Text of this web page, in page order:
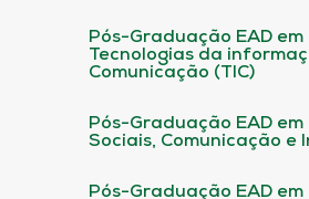
Pós-Graduação EAD
Tecnologias da
Comunicação (TIC)
Pós-Graduação EAD em
Sociais, Comunicação e
Pós-Graduação EAD em